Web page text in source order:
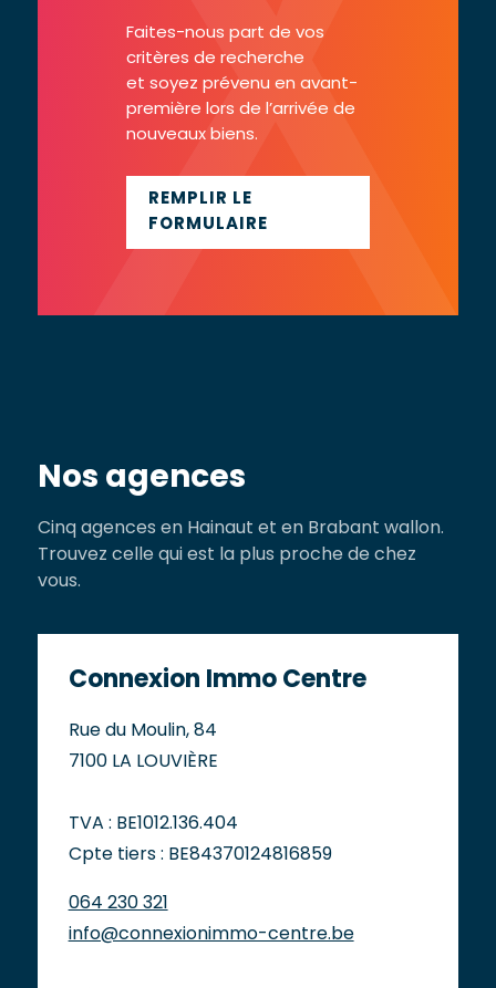
Faites-nous part de vos
critères de recherche
et soyez prévenu en avant-
première lors de l’arrivée de
nouveaux biens.
REMPLIR LE
FORMULAIRE
Nos agences
Cinq agences en Hainaut et en Brabant wallon.
Trouvez celle qui est la plus proche de chez
vous.
Connexion Immo Centre
Rue du Moulin, 84
7100 LA LOUVIÈRE
TVA : BE1012.136.404
Cpte tiers : BE84370124816859
064 230 321
info@connexionimmo-centre.be